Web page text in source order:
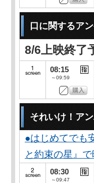
口に関するア
8/6上映終了
08:15
～09:59
それいけ！ア
●はじめてでも
と約束の星』
08:30
～09:47